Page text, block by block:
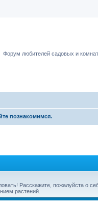
Форум любителей садовых и
познакомимся.
Расскажите, пожалуйста о
растений.